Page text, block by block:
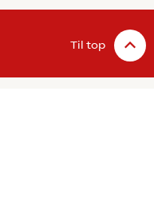
Til top